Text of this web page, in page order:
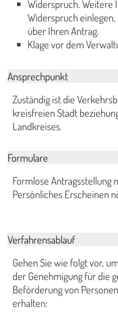
Widerspruch. Weitere
Widerspruch
über Ihren Antrag.
Klage vor dem
Ansprechpunkt
Zuständig ist die
kreisfreien Stadt
Landkreises.
Formulare
Formlose Antragsstellung
Persönliches Erscheinen
Verfahrensablauf
Gehen Sie wie folgt vor,
der Genehmigung für die
Beförderung von
erhalten: